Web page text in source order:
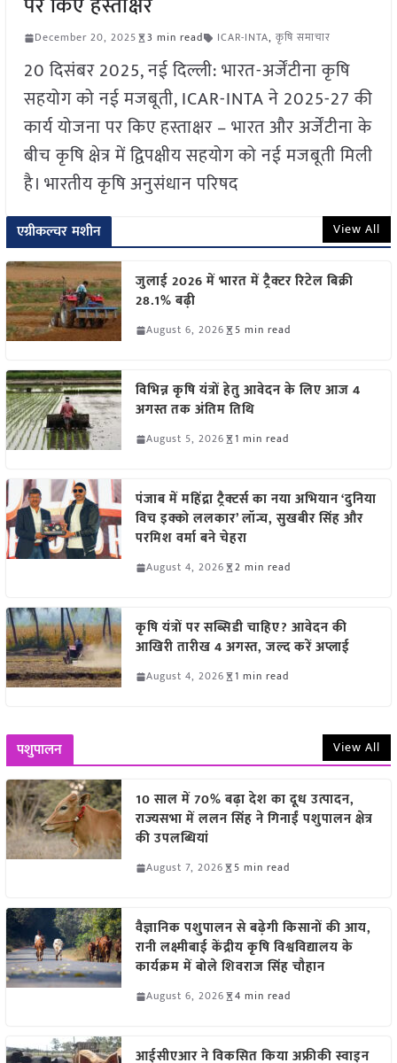
December 20, 2025 3 min read ICAR-INTA, कृषि समाचार
20 दिसंबर 2025, नई दिल्ली: भारत-अर्जेंटीना कृषि
सहयोग को नई मजबूती, ICAR-INTA ने 2025-27 की
कार्य योजना पर किए हस्ताक्षर – भारत और अर्जेंटीना के
बीच कृषि क्षेत्र में द्विपक्षीय सहयोग को नई मजबूती मिली
है। भारतीय कृषि अनुसंधान परिषद
एग्रीकल्चर मशीन View All
जुलाई 2026 में भारत में ट्रैक्टर रिटेल बिक्री
28.1% बढ़ी
August 6, 2026 5 min read
विभिन्न कृषि यंत्रों हेतु आवेदन के लिए आज 4
अगस्त तक अंतिम तिथि
August 5, 2026 1 min read
पंजाब में महिंद्रा ट्रैक्टर्स का नया अभियान ‘दुनिया
विच इक्को ललकार’ लॉन्च, सुखबीर सिंह और
परमिश वर्मा बने चेहरा
August 4, 2026 2 min read
कृषि यंत्रों पर सब्सिडी चाहिए? आवेदन की
आखिरी तारीख 4 अगस्त, जल्द करें अप्लाई
August 4, 2026 1 min read
पशुपालन View All
10 साल में 70% बढ़ा देश का दूध उत्पादन,
राज्यसभा में ललन सिंह ने गिनाईं पशुपालन क्षेत्र
की उपलब्धियां
August 7, 2026 5 min read
वैज्ञानिक पशुपालन से बढ़ेगी किसानों की आय,
रानी लक्ष्मीबाई केंद्रीय कृषि विश्वविद्यालय के
कार्यक्रम में बोले शिवराज सिंह चौहान
August 6, 2026 4 min read
आईसीएआर ने विकसित किया अफ्रीकी स्वाइन